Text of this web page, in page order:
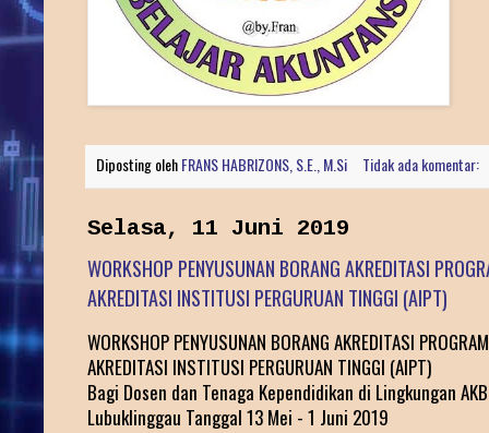
Diposting olehFRANS HABRIZONS, S.E., M.Si Tidak ada komentar:
Selasa, 11 Juni 2019
WORKSHOP PENYUSUNAN BORANG AKREDITASI
AKREDITASI INSTITUSI PERGURUAN TINGGI (AIPT)
WORKSHOP PENYUSUNAN BORANG AKREDITASI
AKREDITASI INSTITUSI PERGURUAN TINGGI (AIPT)
Bagi Dosen dan Tenaga Kependidikan di Lingkungan
Lubuklinggau Tanggal 13 Mei - 1 Juni 2019